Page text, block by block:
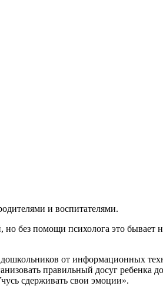
и воспитателями.
без помощи психолога это бывает
от информационных
правильный досуг ребенка
сдерживать свои эмоции».